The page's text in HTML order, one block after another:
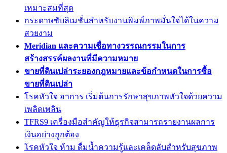
เหมาะสมที่สุด
กระดาษซับลิเมชั่นสำหรับงานพิมพ์ภาพมั่นใจได้ในความ
สวยงาม
Meridian และความเชื่อทางวรรณกรรมในการ
สร้างสรรค์ผลงานที่มีความหมาย
ขายที่ดินเปล่าระยองกฎหมายและข้อกำหนดในการซื้อ
ขายที่ดินเปล่า
โรคหัวใจ อาการ เริ่มต้นการรักษาสุขภาพหัวใจด้วยความ
เพลิดเพลิน
TFRS9 เครื่องมือสำคัญให้ธุรกิจสามารถรายงานผลการ
เงินอย่างถูกต้อง
โรคหัวใจ ห้าม ดื่มน้ำความรู้และเคล็ดลับสำหรับสุขภาพ